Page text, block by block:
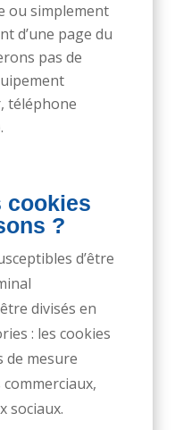
ou simplement
d’une page du
pas de
téléphone
cookies
?
d’être
divisés en
: les cookies
de mesure
commerciaux,
sociaux.